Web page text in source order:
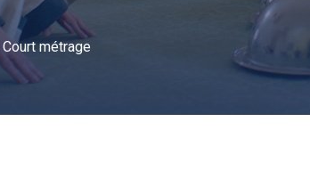
Court métrage